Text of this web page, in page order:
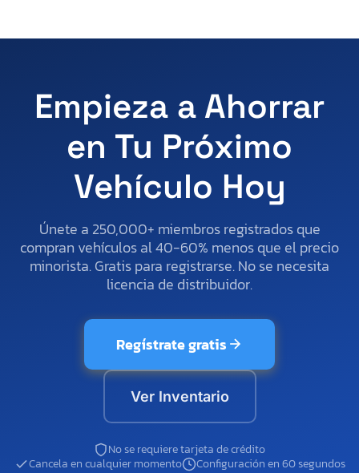
Empieza a Ahorrar
en Tu Próximo
Vehículo Hoy
Únete a 250,000+ miembros registrados que
compran vehículos al 40-60% menos que el precio
minorista. Gratis para registrarse. No se necesita
licencia de distribuidor.
Regístrate gratis
Ver Inventario
No se requiere tarjeta de crédito
Cancela en cualquier momento
Configuración en 60 segundos